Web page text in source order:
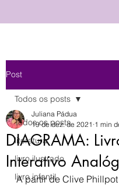
Post
Todos os posts
literatura
livro ilustrado
livro infantil
Todos os posts
DIAGRAMA:
Interativo
Juliana Pádua
19 de dez. de 2021 1 min
A partir de Clive